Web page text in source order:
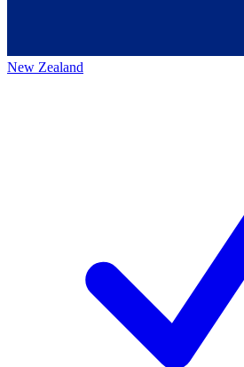
New Zealand